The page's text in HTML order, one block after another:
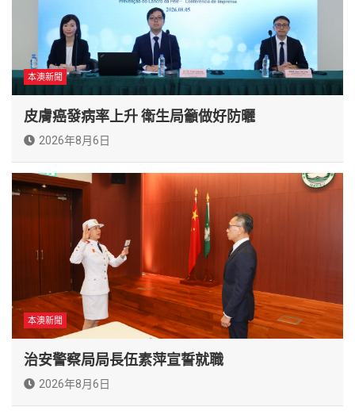
本澳新聞
皮膚癌發病率上升 衛生局籲做好防曬
2026年8月6日
本澳新聞
治安警察局局長伍素萍宣誓就職
2026年8月6日